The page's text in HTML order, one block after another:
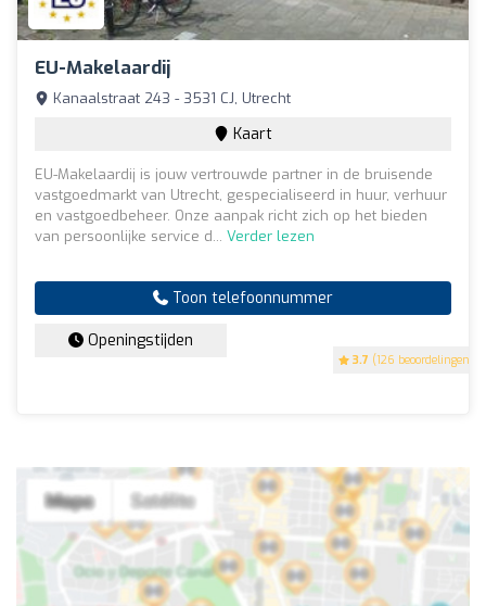
EU-Makelaardij
3.7 (126 beoordelingen)
Kanaalstraat 243 - 3531 CJ, Utrecht
Kaart
EU-Makelaardij is jouw vertrouwde partner in de bruisende
vastgoedmarkt van Utrecht, gespecialiseerd in huur, verhuur
en vastgoedbeheer. Onze aanpak richt zich op het bieden
van persoonlijke service d... Verder lezen
Toon telefoonnummer
Openingstijden